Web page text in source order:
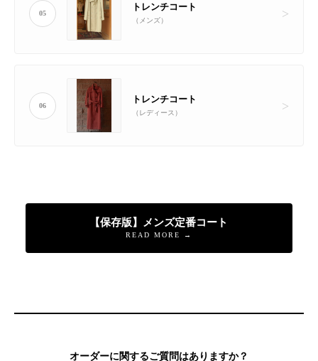
05
トレンチコート
（メンズ）
06
トレンチコート
（レディース）
【保存版】メンズ定番コート
READ MORE →
オーダーに関するご質問はありますか？